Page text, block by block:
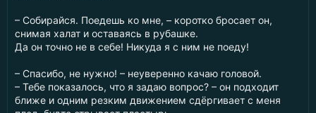
– Собирайся. Поедешь ко мне, – коротко бросает он,
снимая халат и оставаясь в рубашке.
Да он точно не в себе! Никуда я с ним не поеду!
– Спасибо, не нужно! – неуверенно качаю головой.
– Тебе показалось, что я задаю вопрос? – он подходит
ближе и одним резким движением сдёргивает с меня